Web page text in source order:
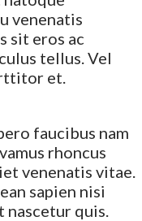
venenatis
sit eros ac
tellus. Vel
et.
faucibus nam
rhoncus
venenatis vitae.
sapien nisi
nascetur quis.